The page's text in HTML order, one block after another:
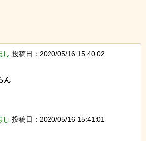
し 投稿日：2020/05/16 15:40:02
ん
し 投稿日：2020/05/16 15:41:01